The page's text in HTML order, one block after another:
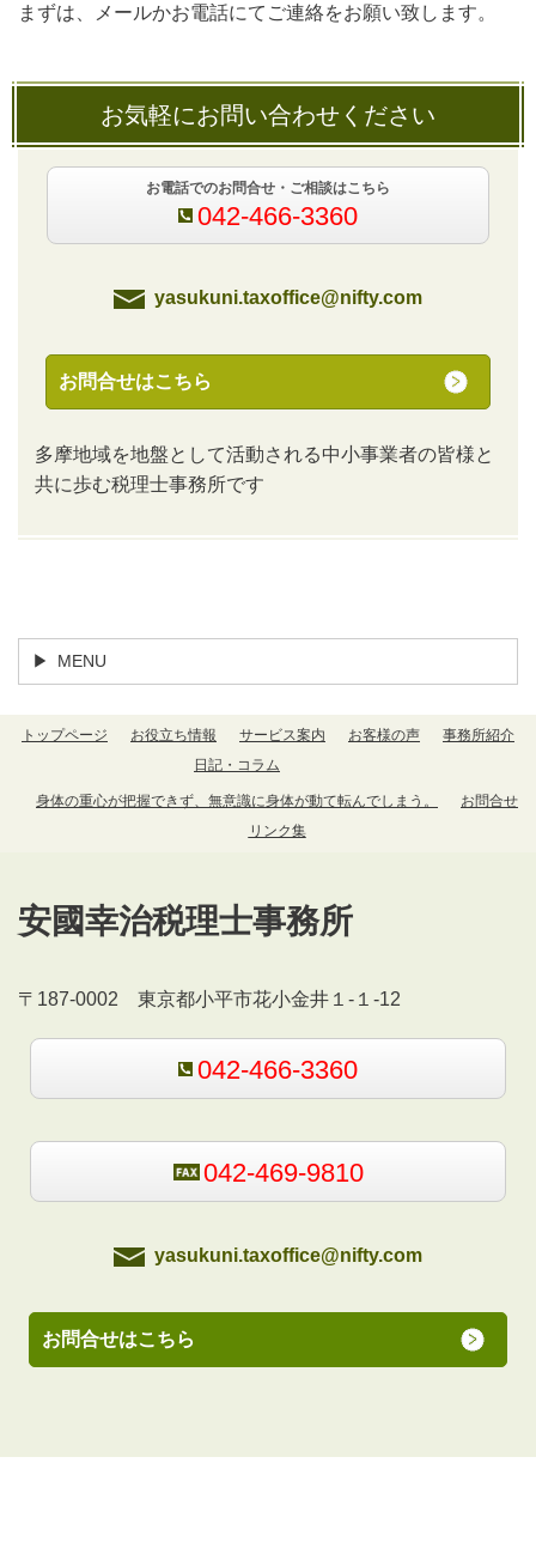
まずは、メールかお電話にてご連絡をお願い致します。
お気軽にお問い合わせください
お電話でのお問合せ・ご相談はこちら
042-466-3360
yasukuni.taxoffice@nifty.com
お問合せはこちら
多摩地域を地盤として活動される中小事業者の皆様と
共に歩む税理士事務所です
MENU
トップページ お役立ち情報 サービス案内 お客様の声
事務所紹介
日記・コラム
身体の重心が把握できず、無意識に身体が動て転んでしまう。
お問合せ
リンク集
安國幸治税理士事務所
〒187-0002 東京都小平市花小金井１-１-12
042-466-3360
042-469-9810
yasukuni.taxoffice@nifty.com
お問合せはこちら